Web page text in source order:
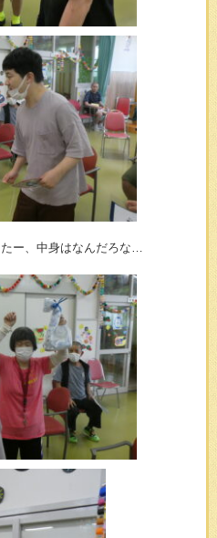
ー、中身はなんだろな…